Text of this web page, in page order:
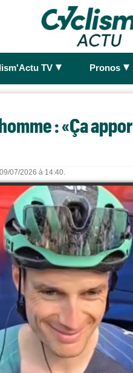
TV ► Pronos ►
: «Ça
07/2026 à 14:40.